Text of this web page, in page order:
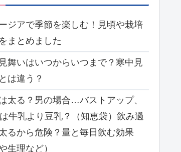
ジアで季節を楽しむ！見頃や栽培
まとめました
舞いはいつからいつまで？寒中見
は違う？
太る？男の場合…バストアップ、
牛乳より豆乳？（知恵袋）飲み過
るから危険？量と毎日飲む効果
生理など）